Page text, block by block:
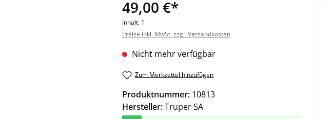
49,00 €*
Inhalt: 1
Preise inkl. MwSt. zzgl. Versandkosten
Nicht mehr verfügbar
Zum Merkzettel hinzufügen
Produktnummer: 10813
Hersteller:Truper SA